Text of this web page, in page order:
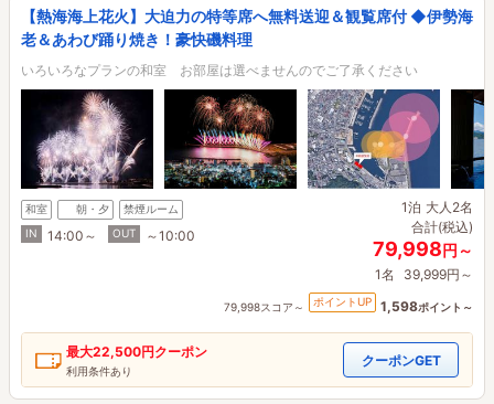
【熱海海上花火】大迫力の特等席へ無料送迎＆観覧席付 ◆伊勢海
老＆あわび踊り焼き！豪快磯料理
いろいろなプランの和室 お部屋は選べませんのでご了承ください
和室 朝・夕
禁煙ルーム
IN
14:00～ OUT ～10:00
1泊 大人2名
合計(税込)
79,998円～
1名 39,999円～
79,998スコア～ ポイントUP 1,598ポイント～
最大22,500円クーポン
利用条件あり
クーポンGET